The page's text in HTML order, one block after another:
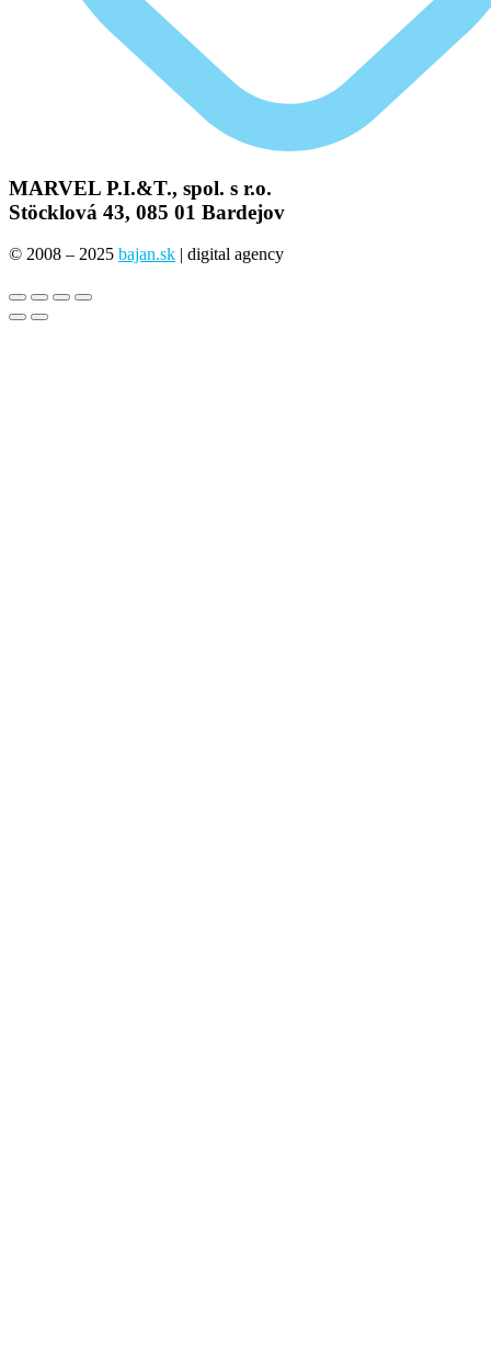
MARVEL P.I.&T., spol. s r.o.
Stöcklová 43, 085 01 Bardejov
© 2008 – 2025 bajan.sk | digital agency